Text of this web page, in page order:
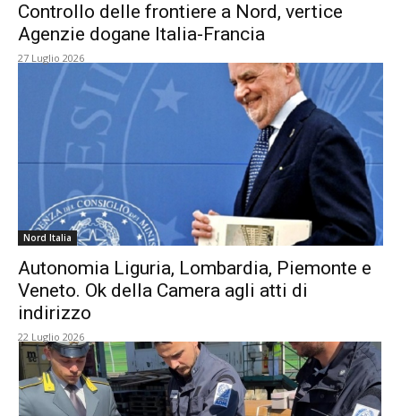
Controllo delle frontiere a Nord, vertice
Agenzie dogane Italia-Francia
27 Luglio 2026
Nord Italia
Autonomia Liguria, Lombardia, Piemonte e
Veneto. Ok della Camera agli atti di
indirizzo
22 Luglio 2026